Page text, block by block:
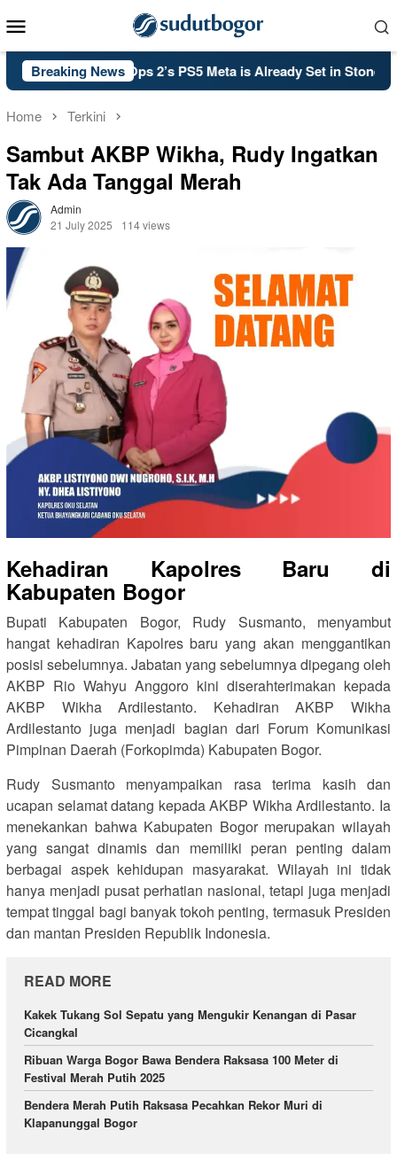
to
Menu
Breaking News
Duty: Black Ops 2’s PS5 Meta is Already Set in Stone
Home Terkini
Sambut AKBP Wikha, Rudy Ingatkan
Tak Ada Tanggal Merah
Admin
21 July 2025
114 views
Kehadiran Kapolres Baru di
Kabupaten Bogor
Bupati Kabupaten Bogor, Rudy Susmanto, menyambut
hangat kehadiran Kapolres baru yang akan menggantikan
posisi sebelumnya. Jabatan yang sebelumnya dipegang oleh
AKBP Rio Wahyu Anggoro kini diserahterimakan kepada
AKBP Wikha Ardilestanto. Kehadiran AKBP Wikha
Ardilestanto juga menjadi bagian dari Forum Komunikasi
Pimpinan Daerah (Forkopimda) Kabupaten Bogor.
Rudy Susmanto menyampaikan rasa terima kasih dan
ucapan selamat datang kepada AKBP Wikha Ardilestanto. Ia
menekankan bahwa Kabupaten Bogor merupakan wilayah
yang sangat dinamis dan memiliki peran penting dalam
berbagai aspek kehidupan masyarakat. Wilayah ini tidak
hanya menjadi pusat perhatian nasional, tetapi juga menjadi
tempat tinggal bagi banyak tokoh penting, termasuk Presiden
dan mantan Presiden Republik Indonesia.
READ MORE
Kakek Tukang Sol Sepatu yang Mengukir Kenangan di Pasar
Cicangkal
Ribuan Warga Bogor Bawa Bendera Raksasa 100 Meter di
Festival Merah Putih 2025
Bendera Merah Putih Raksasa Pecahkan Rekor Muri di
Klapanunggal Bogor